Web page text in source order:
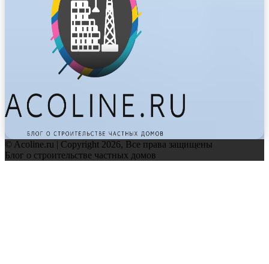
© Acoline.ru | Copyright 2026, Все права защищены
Блог о строительстве частных домов